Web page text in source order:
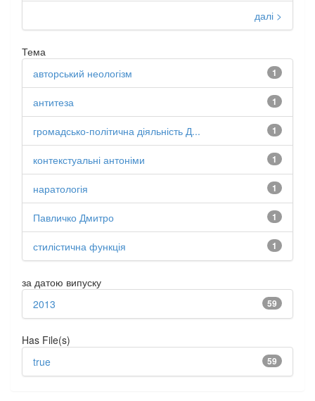
далі >
Тема
1
авторський неологізм
1
антитеза
1
громадсько-політична діяльність Д...
1
контекстуальні антоніми
1
наратологія
1
Павличко Дмитро
1
стилістична функція
за датою випуску
59
2013
Has File(s)
59
true